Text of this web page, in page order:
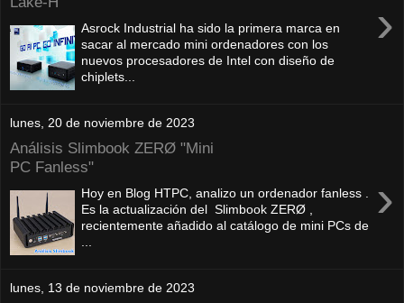
›
Asrock Industrial ha sido la primera marca en
sacar al mercado mini ordenadores con los
nuevos procesadores de Intel con diseño de
chiplets...
lunes, 20 de noviembre de 2023
Análisis Slimbook ZERØ "Mini
PC Fanless"
›
Hoy en Blog HTPC, analizo un ordenador fanless .
Es la actualización del Slimbook ZERØ ,
recientemente añadido al catálogo de mini PCs de
lunes, 13 de noviembre de 2023